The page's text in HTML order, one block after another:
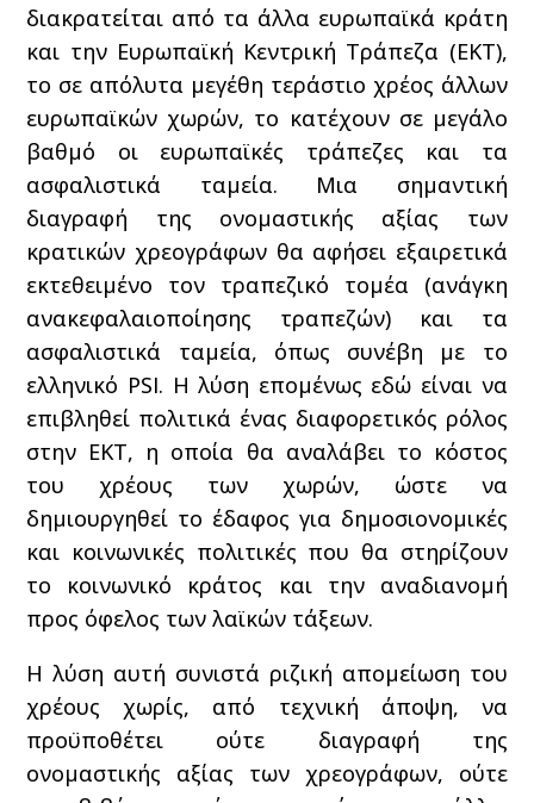
διακρατείται από τα άλλα ευρωπαϊκά κράτη
και την Ευρωπαϊκή Κεντρική Τράπεζα (ΕΚΤ),
το σε απόλυτα μεγέθη τεράστιο χρέος άλλων
ευρωπαϊκών χωρών, το κατέχουν σε μεγάλο
βαθμό οι ευρωπαϊκές τράπεζες και τα
ασφαλιστικά ταμεία. Μια σημαντική
διαγραφή της ονομαστικής αξίας των
κρατικών χρεογράφων θα αφήσει εξαιρετικά
εκτεθειμένο τον τραπεζικό τομέα (ανάγκη
ανακεφαλαιοποίησης τραπεζών) και τα
ασφαλιστικά ταμεία, όπως συνέβη με το
ελληνικό PSI. Η λύση επομένως εδώ είναι να
επιβληθεί πολιτικά ένας διαφορετικός ρόλος
στην ΕΚΤ, η οποία θα αναλάβει το κόστος
του χρέους των χωρών, ώστε να
δημιουργηθεί το έδαφος για δημοσιονομικές
και κοινωνικές πολιτικές που θα στηρίζουν
το κοινωνικό κράτος και την αναδιανομή
προς όφελος των λαϊκών τάξεων.
Η λύση αυτή συνιστά ριζική απομείωση του
χρέους χωρίς, από τεχνική άποψη, να
προϋποθέτει ούτε διαγραφή της
ονομαστικής αξίας των χρεογράφων, ούτε